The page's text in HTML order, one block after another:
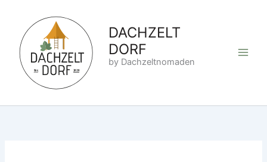
springen
DACHZELT
DORF
by Dachzeltnomaden